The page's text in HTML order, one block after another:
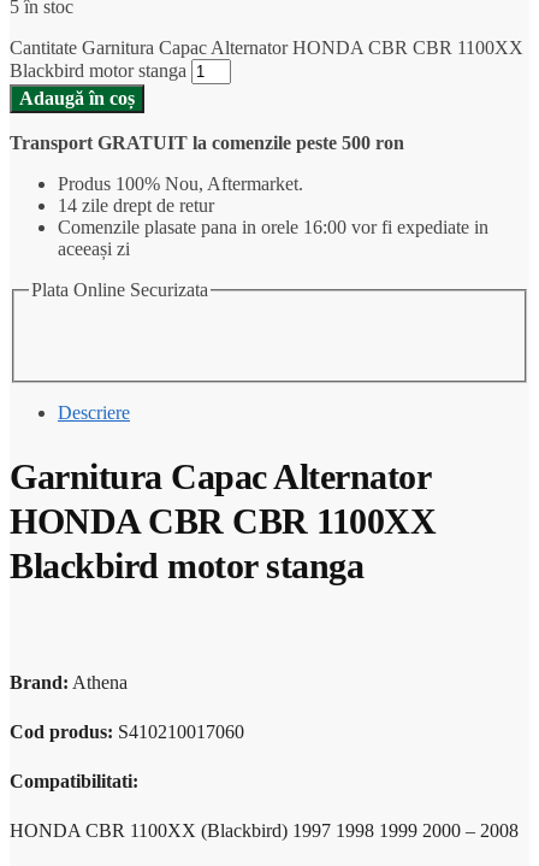
5 în stoc
Cantitate Garnitura Capac Alternator HONDA CBR CBR 1100XX
Blackbird motor stanga
Adaugă în coș
Transport GRATUIT la comenzile peste 500 ron
Produs 100% Nou, Aftermarket.
14 zile drept de retur
Comenzile plasate pana in orele 16:00 vor fi expediate in
aceeași zi
Plata Online Securizata
Descriere
Garnitura Capac Alternator
HONDA CBR CBR 1100XX
Blackbird motor stanga
Brand: Athena
Cod produs: S410210017060
Compatibilitati:
HONDA CBR 1100XX (Blackbird) 1997 1998 1999 2000 – 2008